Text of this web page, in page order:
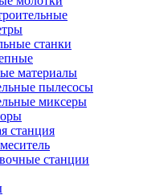
станки
материалы
пылесосы
миксеры
станция
станции